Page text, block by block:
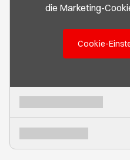
die Marketing-
Cookie-